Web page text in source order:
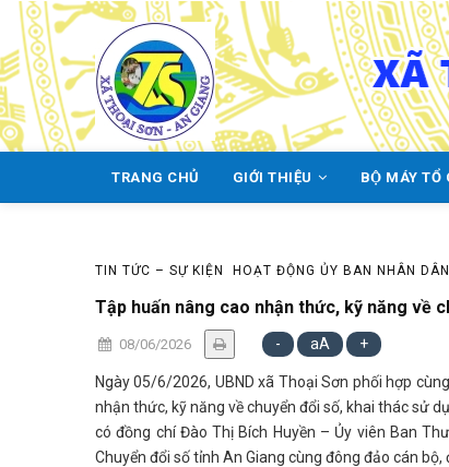
Skip
main
content
MAIN
TRANG CHỦ GIỚI THIỆU BỘ MÁY TỔ
TIN TỨC – SỰ KIỆN HOẠT ĐỘNG ỦY BAN NHÂN DÂN
Tập huấn nâng cao nhận thức, kỹ năng về
08/06/2026 - aA +
Ngày 05/6/2026, UBND xã Thoại Sơn phối hợp
nhận thức, kỹ năng về chuyển đổi số, khai thác sử
có đồng chí Đào Thị Bích Huyền – Ủy viên Ban
Chuyển đổi số tỉnh An Giang cùng đông đảo cán